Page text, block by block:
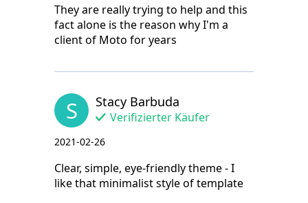
They are really trying to help and this
fact alone is the reason why I'm a
client of Moto for years
S Stacy Barbuda
Verifizierter Käufer
2021-02-26
Clear, simple, eye-friendly theme - I
like that minimalist style of template